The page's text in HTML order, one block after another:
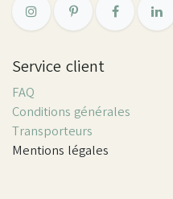
Service client
FAQ
Conditions générales
Transporteurs
Mentions légales